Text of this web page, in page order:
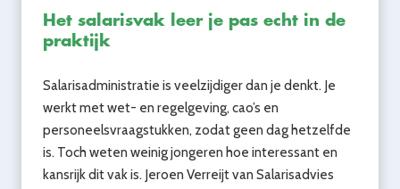
Het salarisvak leer je pas echt in de
praktijk
Salarisadministratie is veelzijdiger dan je denkt. Je
werkt met wet- en regelgeving, cao’s en
personeelsvraagstukken, zodat geen dag hetzelfde
is. Toch weten weinig jongeren hoe interessant en
kansrijk dit vak is. Jeroen Verreijt van Salarisadvies